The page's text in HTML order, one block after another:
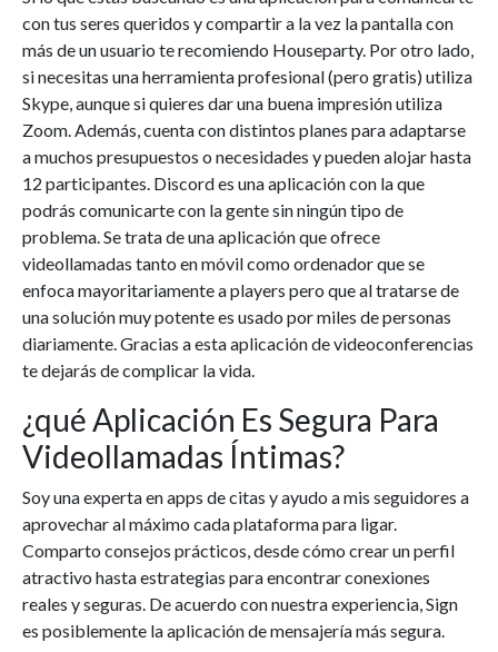
con tus seres queridos y compartir a la vez la pantalla con
más de un usuario te recomiendo Houseparty. Por otro lado,
si necesitas una herramienta profesional (pero gratis) utiliza
Skype, aunque si quieres dar una buena impresión utiliza
Zoom. Además, cuenta con distintos planes para adaptarse
a muchos presupuestos o necesidades y pueden alojar hasta
12 participantes. Discord es una aplicación con la que
podrás comunicarte con la gente sin ningún tipo de
problema. Se trata de una aplicación que ofrece
videollamadas tanto en móvil como ordenador que se
enfoca mayoritariamente a players pero que al tratarse de
una solución muy potente es usado por miles de personas
diariamente. Gracias a esta aplicación de videoconferencias
te dejarás de complicar la vida.
¿qué Aplicación Es Segura Para
Videollamadas Íntimas?
Soy una experta en apps de citas y ayudo a mis seguidores a
aprovechar al máximo cada plataforma para ligar.
Comparto consejos prácticos, desde cómo crear un perfil
atractivo hasta estrategias para encontrar conexiones
reales y seguras. De acuerdo con nuestra experiencia, Sign
es posiblemente la aplicación de mensajería más segura.